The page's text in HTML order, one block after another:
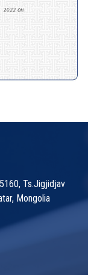
Ts.Jigjidjav
Mongolia